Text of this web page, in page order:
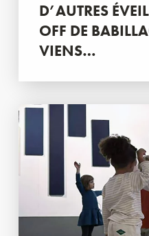
D’AUTRES
OFF DE
VIENS…